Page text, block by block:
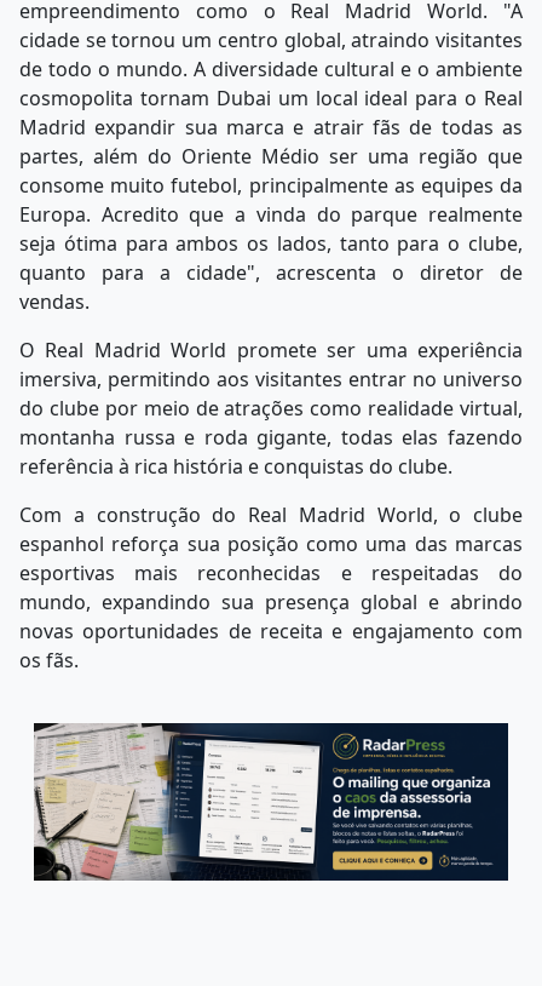
empreendimento como o Real Madrid World. "A
cidade se tornou um centro global, atraindo visitantes
de todo o mundo. A diversidade cultural e o ambiente
cosmopolita tornam Dubai um local ideal para o Real
Madrid expandir sua marca e atrair fãs de todas as
partes, além do Oriente Médio ser uma região que
consome muito futebol, principalmente as equipes da
Europa. Acredito que a vinda do parque realmente
seja ótima para ambos os lados, tanto para o clube,
quanto para a cidade", acrescenta o diretor de
vendas.
O Real Madrid World promete ser uma experiência
imersiva, permitindo aos visitantes entrar no universo
do clube por meio de atrações como realidade virtual,
montanha russa e roda gigante, todas elas fazendo
referência à rica história e conquistas do clube.
Com a construção do Real Madrid World, o clube
espanhol reforça sua posição como uma das marcas
esportivas mais reconhecidas e respeitadas do
mundo, expandindo sua presença global e abrindo
novas oportunidades de receita e engajamento com
os fãs.